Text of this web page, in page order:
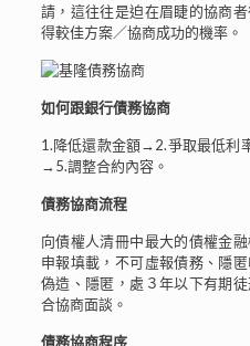
請，這往往是迫在眉睫的協商
得較佳方案／協商成功的機率。
如何跟銀行債務協商
1.降低還款金額→2.爭取最低
→5.調整合約內容。
債務協商流程
向債權人清冊中最大的債權金
申報填載，不可虛報債務、隱
偽造、隱匿，處３年以下有期
合協商面談。
債務協商程序